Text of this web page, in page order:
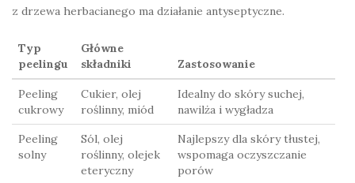
z drzewa herbacianego ma działanie antyseptyczne.
Typ
peelingu
Główne
składniki
Zastosowanie
Peeling
cukrowy
Cukier, olej
roślinny, miód
Idealny do skóry suchej,
nawilża i wygładza
Peeling
solny
Sól, olej
roślinny, olejek
eteryczny
Najlepszy dla skóry tłustej,
wspomaga oczyszczanie
porów